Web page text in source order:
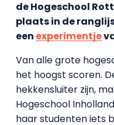
de Hogeschool
plaats in de
een experimentje
Van alle grote
het hoogst scoren.
hekkensluiter zijn,
Hogeschool
haar studenten iets